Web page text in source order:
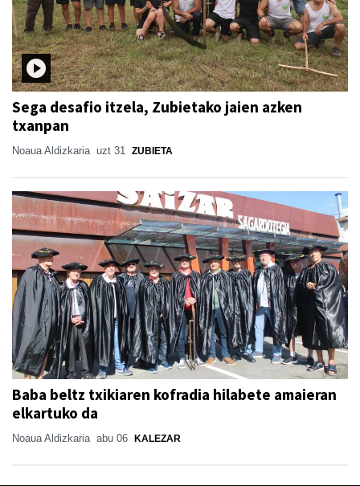
Sega desafio itzela, Zubietako jaien azken
txanpan
Noaua Aldizkaria uzt 31 ZUBIETA
Baba beltz txikiaren kofradia hilabete amaieran
elkartuko da
Noaua Aldizkaria abu 06 KALEZAR